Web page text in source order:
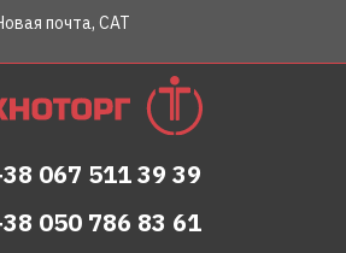
почта, САТ
067 511 39 39
050 786 83 61